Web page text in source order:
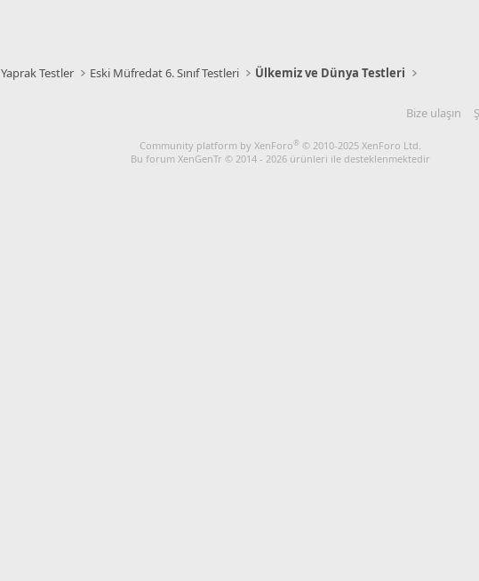
Yaprak Testler Eski Müfredat 6. Sınıf Testleri Ülkemiz ve Dünya Testleri
Bize ulaşın
Community platform by XenForo® © 2010-2025 XenForo Ltd.
Bu forum XenGenTr © 2014 - 2026 ürünleri ile desteklenmektedir